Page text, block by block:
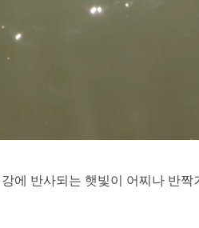
에 반사되는 햇빛이 어찌나 반